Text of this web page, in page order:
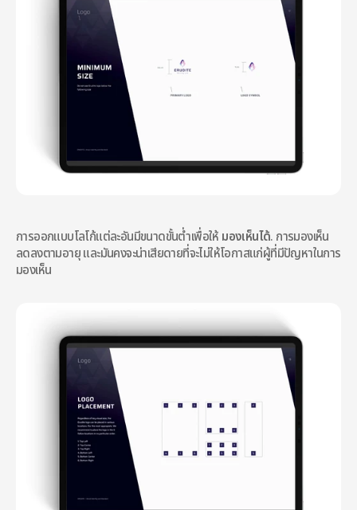
การออกแบบโลโก้แต่ละอันมีขนาดขั้นต่ำเพื่อให้ มองเห็นได้. การมองเห็น
ลดลงตามอายุ และมันคงจะน่าเสียดายที่จะไม่ให้โอกาสแก่ผู้ที่มีปัญหาในการ
มองเห็น